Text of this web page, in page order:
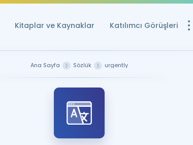
Kitaplar ve Kaynaklar Katılımcı Görüşleri
Ana Sayfa Sözlük urgently